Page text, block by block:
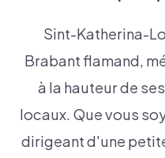
Sint-Katherina-
Brabant flamand,
à la hauteur de
locaux. Que vous
dirigeant d'une